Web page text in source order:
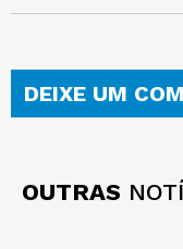
DEIXE UM
OUTRAS